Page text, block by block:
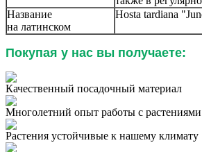
Название
на латинском
Hosta tardiana
Покупая у нас вы получаете:
Качественный посадочный материал
Многолетний опыт работы с растениями
Растения устойчивые к нашему климату